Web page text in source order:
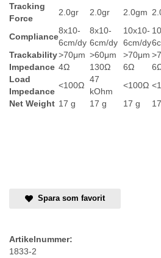
Tracking
Force
2.0gr 2.0gr 2.0gm
Compliance
8x10-
6cm/dy
8x10-
6cm/dy
10x10-
6cm/dy
Trackability>70μm >60μm >70μm
Impedance 4Ω 130Ω 6Ω
Load
Impedance
<100Ω
47
kOhm
<100Ω
Net Weight 17 g 17 g 17 g
Spara som favorit
Artikelnummer:
1833-2